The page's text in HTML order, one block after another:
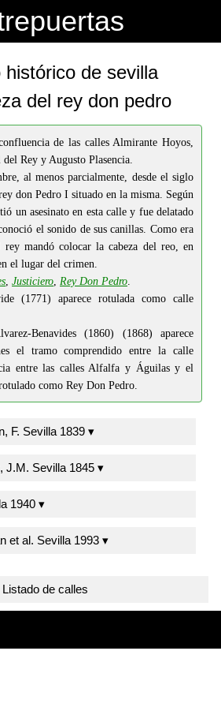
histórico de sevilla
del rey don pedro
de las calles Almirante Hoyos,
Rey y Augusto Plasencia.
al menos parcialmente, desde el siglo
don Pedro I situado en la misma. Según
un asesinato en esta calle y fue delatado
el sonido de sus canillas. Como era
rey mandó colocar la cabeza del reo, en
el lugar del crimen.
, Justiciero, Rey Don Pedro.
(1771) aparece rotulada como calle
Benavides (1860) (1868) aparece
el tramo comprendido entre la calle
entre las calles Alfalfa y Águilas y el
como Rey Don Pedro.
González de León, F. Sevilla 1839 ▾
Moreno y Gálvez, J.M. Sevilla 1845 ▾
Montoto, S. Sevilla 1940 ▾
Collantes de Terán et al. Sevilla 1993 ▾
Listado de calles